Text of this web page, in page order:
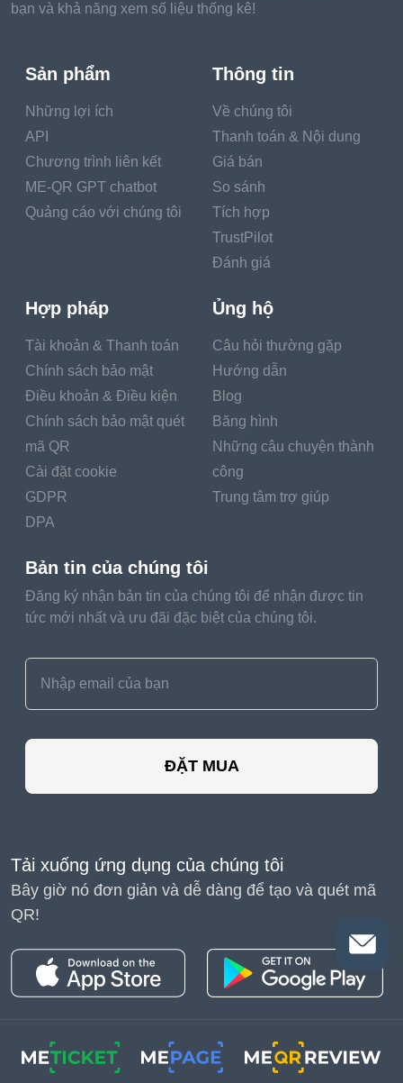
bạn và khả năng xem số liệu thống kê!
Sản phẩm
Những lợi ích
API
Chương trình liên kết
ME-QR GPT chatbot
Quảng cáo với chúng tôi
Thông tin
Về chúng tôi
Thanh toán & Nội dung
Giá bán
So sánh
Tích hợp
TrustPilot
Đánh giá
Hợp pháp
Tài khoản & Thanh toán
Chính sách bảo mật
Điều khoản & Điều kiện
Chính sách bảo mật quét
mã QR
Cài đặt cookie
GDPR
DPA
Ủng hộ
Câu hỏi thường gặp
Hướng dẫn
Blog
Băng hình
Những câu chuyện thành
công
Trung tâm trợ giúp
Bản tin của chúng tôi
Đăng ký nhận bản tin của chúng tôi để nhận được tin
tức mới nhất và ưu đãi đặc biệt của chúng tôi.
ĐẶT MUA
Tải xuống ứng dụng của chúng tôi
Bây giờ nó đơn giản và dễ dàng để tạo và quét mã
QR!